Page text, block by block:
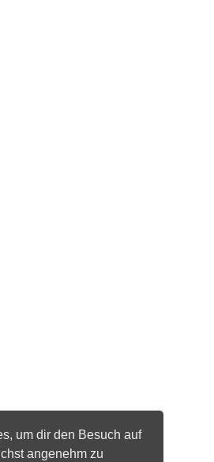
um dir den Besuch auf
angenehm zu